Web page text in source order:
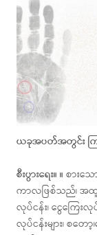
ယခုအပတ်အတွင်း က
စီးပွားရေး။ ။ စားသ
ကာလဖြစ်သည်၊ အထူ
လုပ်ငန်း၊ ငွေကြေးလု
လုပ်ငန်းများ၊ စတ